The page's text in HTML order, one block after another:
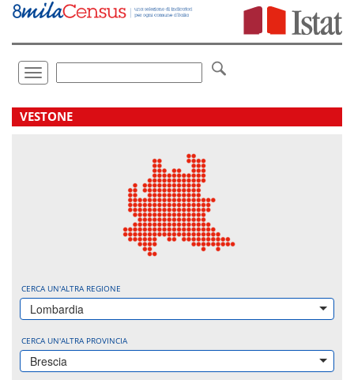
Vai
direttamente
Toggle
navigation
.
VESTONE
CERCA UN'ALTRA REGIONE
Lombardia
CERCA UN'ALTRA PROVINCIA
Brescia